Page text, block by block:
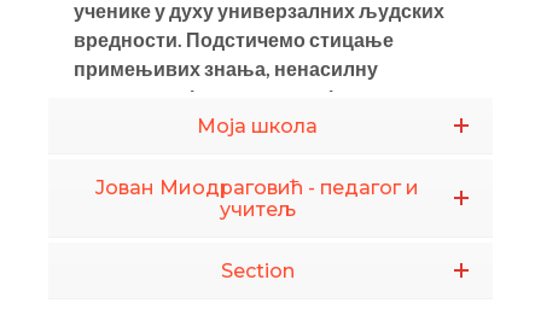
комуникацију и толеранцију.
Moja школа
Јован Миодраговић - педагог и
Section